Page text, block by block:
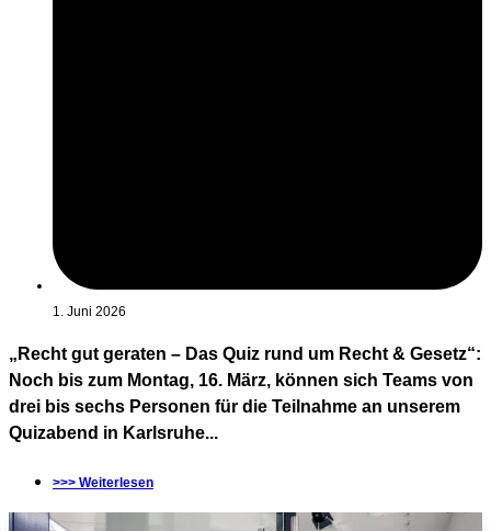
1. Juni 2026
„Recht gut geraten – Das Quiz rund um Recht & Gesetz“:
Noch bis zum Montag, 16. März, können sich Teams von
drei bis sechs Personen für die Teilnahme an unserem
Quizabend in Karlsruhe...
>>> Weiterlesen